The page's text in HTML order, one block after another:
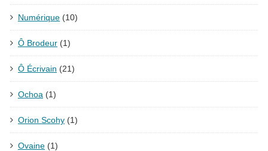
Numérique (10)
Ô Brodeur (1)
Ô Écrivain (21)
Ochoa (1)
Orion Scohy (1)
Ovaine (1)